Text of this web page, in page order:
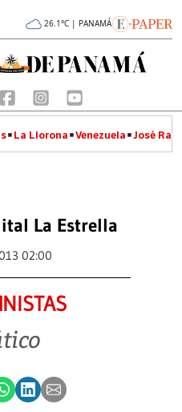
26.1°C | PANAMÁ
La Llorona Venezuela José
La Estrella
02:00